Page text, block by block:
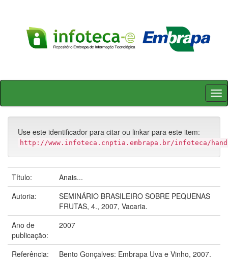
Skip
Use este identificador para citar ou linkar para este item:
http://www.infoteca.cnptia.embrapa.br/infoteca/
Título:
Anais...
Autoria:
SEMINÁRIO BRASILEIRO SOBRE PEQUENAS
FRUTAS, 4., 2007, Vacaria.
Ano de
publicação:
2007
Referência:
Bento Gonçalves: Embrapa Uva e Vinho, 2007.